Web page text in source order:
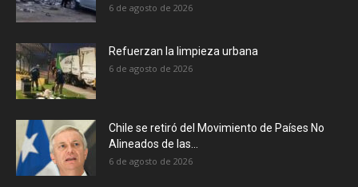
6 de agosto de 2026
Refuerzan la limpieza urbana
6 de agosto de 2026
Chile se retiró del Movimiento de Países No
Alineados de las...
6 de agosto de 2026